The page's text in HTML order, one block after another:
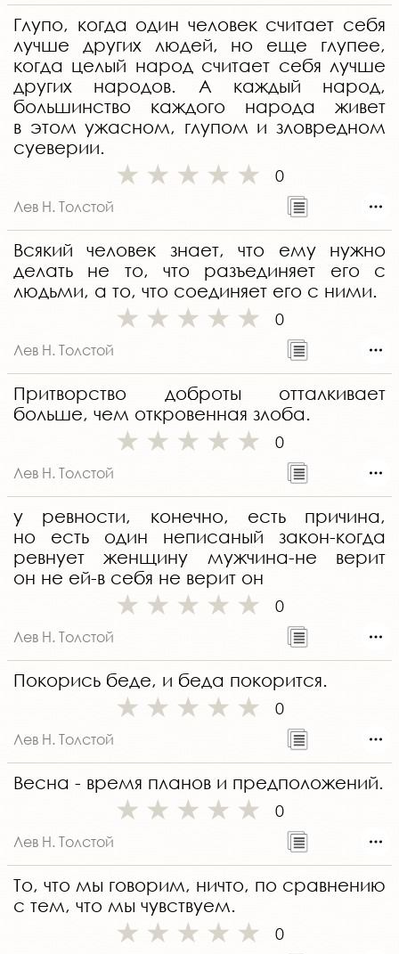
Глупо, когда один человек считает себя
лучше других людей, но еще глупее,
когда целый народ считает себя лучше
других народов. А каждый народ,
большинство каждого народа живет
в этом ужасном, глупом и зловредном
суеверии.
0
Лев Н. Толстой
Всякий человек знает, что ему нужно
делать не то, что разъединяет его с
людьми, а то, что соединяет его с ними.
0
Лев Н. Толстой
Притворство доброты отталкивает
больше, чем откровенная злоба.
0
Лев Н. Толстой
у ревности, конечно, есть причина,
но есть один неписаный закон-когда
ревнует женщину мужчина-не верит
он не ей-в себя не верит он
0
Лев Н. Толстой
Покорись беде, и беда покорится.
0
Лев Н. Толстой
Весна - время планов и предположений.
0
Лев Н. Толстой
То, что мы говорим, ничто, по сравнению
с тем, что мы чувствуем.
0